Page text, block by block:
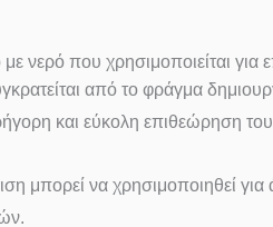
νερό που χρησιμοποιείται για
από το φράγμα
και εύκολη επιθεώρηση
μπορεί να χρησιμοποιηθεί